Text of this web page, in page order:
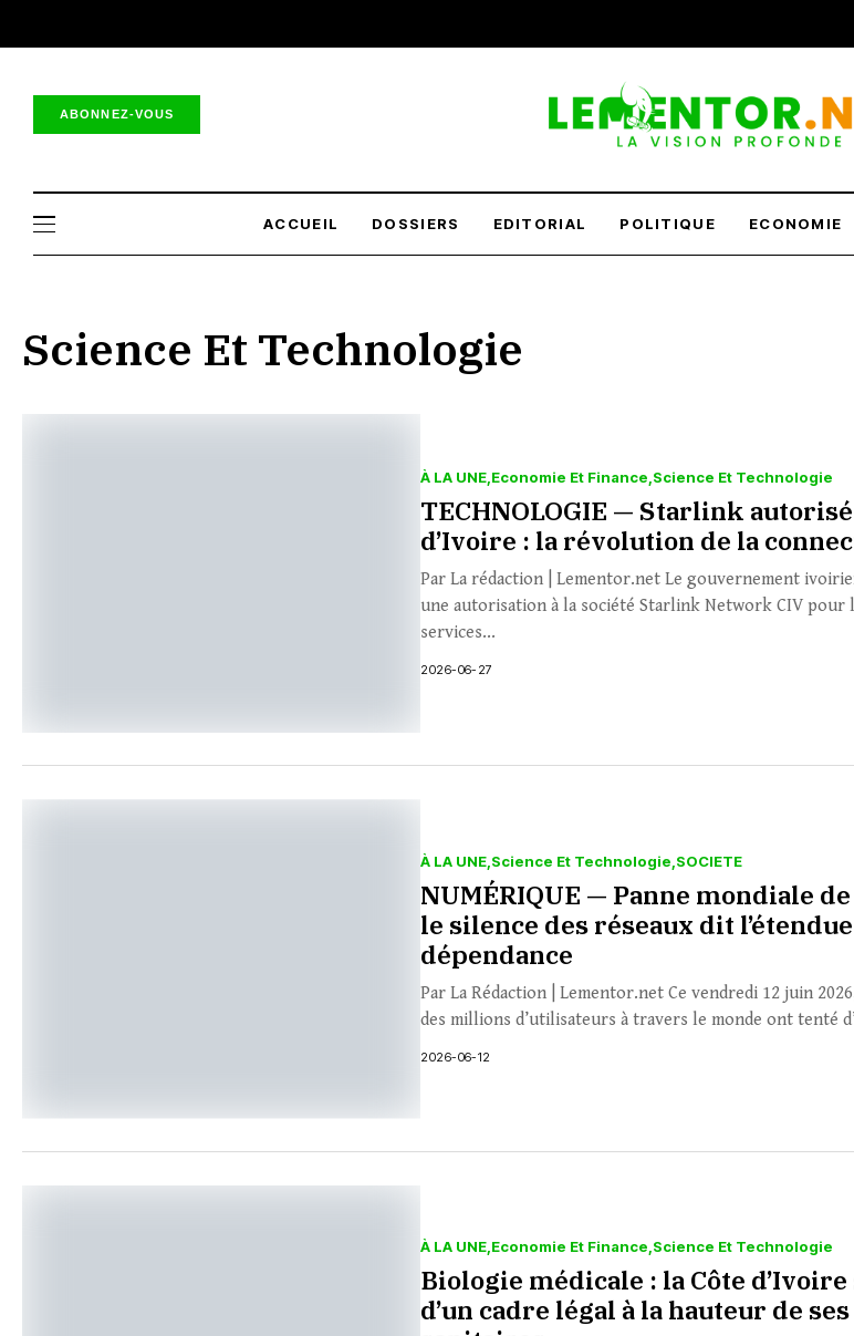
ABONNEZ-VOUS
ACCUEIL DOSSIERS EDITORIAL POLITIQUE ECONOMIE
Science Et Technologie
À LA UNE Economie Et Finance Science Et Technologie
TECHNOLOGIE — Starlink
d’Ivoire : la révolution de la
Par La rédaction | Lementor.net Le gouvernement
une autorisation à la société Starlink Network CIV pour
services...
2026-06-27
À LA UNE Science Et Technologie SOCIETE
NUMÉRIQUE — Panne mondiale
le silence des réseaux dit
dépendance
Par La Rédaction | Lementor.net Ce vendredi 12 juin
des millions d’utilisateurs à travers le monde ont tenté
2026-06-12
À LA UNE Economie Et Finance Science Et Technologie
Biologie médicale : la Côte
d’un cadre légal à la hauteur de